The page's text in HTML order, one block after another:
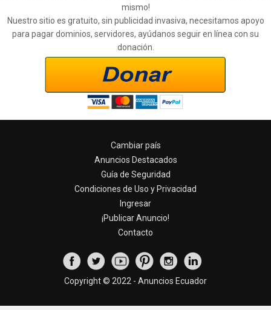
mismo!
Nuestro sitio es gratuito, sin publicidad invasiva, necesitamos apoyo
para pagar dominios, servidores, ayúdanos seguir en línea con su
donación.
Cambiar país
Anuncios Destacados
Guía de Seguridad
Condiciones de Uso y Privacidad
Ingresar
¡Publicar Anuncio!
Contacto
Copyright © 2022 - Anuncios Ecuador